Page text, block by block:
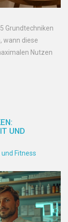
Grundtechniken
wann diese
Nutzen
UND
Fitness